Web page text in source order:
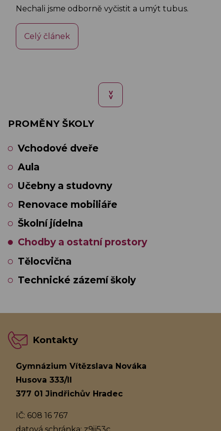
Nechali jsme odborně vyčistit a umýt tubus.
Celý článek
>>
PROMĚNY ŠKOLY
Vchodové dveře
Aula
Učebny a studovny
Renovace mobiliáře
Školní jídelna
Chodby a ostatní prostory
Tělocvična
Technické zázemí školy
Kontakty
Gymnázium Vítězslava Nováka
Husova 333/II
377 01 Jindřichův Hradec
IČ: 608 16 767